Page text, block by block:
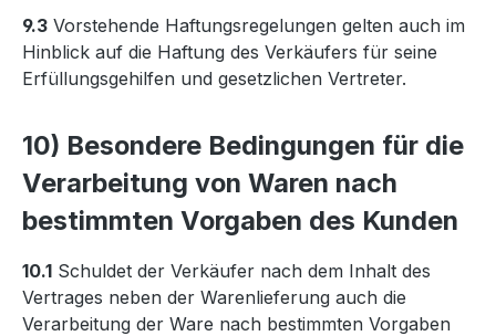
9.3 Vorstehende Haftungsregelungen gelten auch im
Hinblick auf die Haftung des Verkäufers für seine
Erfüllungsgehilfen und gesetzlichen Vertreter.
10) Besondere Bedingungen für die
Verarbeitung von Waren nach
bestimmten Vorgaben des Kunden
10.1 Schuldet der Verkäufer nach dem Inhalt des
Vertrages neben der Warenlieferung auch die
Verarbeitung der Ware nach bestimmten Vorgaben